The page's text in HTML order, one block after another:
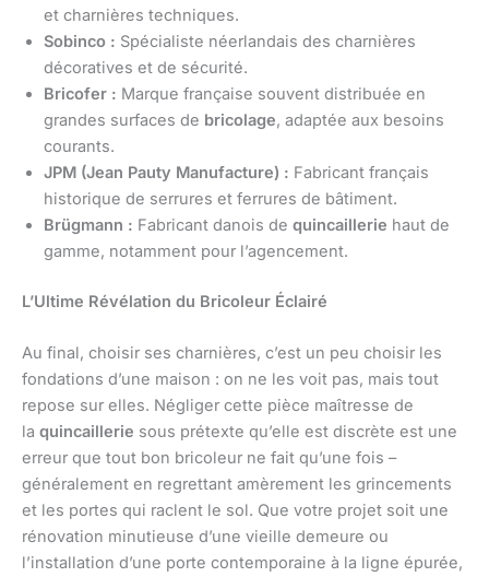
et charnières techniques.
Sobinco : Spécialiste néerlandais des charnières
décoratives et de sécurité.
Bricofer : Marque française souvent distribuée en
grandes surfaces de bricolage, adaptée aux besoins
courants.
JPM (Jean Pauty Manufacture) : Fabricant français
historique de serrures et ferrures de bâtiment.
Brügmann : Fabricant danois de quincaillerie haut de
gamme, notamment pour l’agencement.
L’Ultime Révélation du Bricoleur Éclairé
Au final, choisir ses charnières, c’est un peu choisir les
fondations d’une maison : on ne les voit pas, mais tout
repose sur elles. Négliger cette pièce maîtresse de
la quincaillerie sous prétexte qu’elle est discrète est une
erreur que tout bon bricoleur ne fait qu’une fois –
généralement en regrettant amèrement les grincements
et les portes qui raclent le sol. Que votre projet soit une
rénovation minutieuse d’une vieille demeure ou
l’installation d’une porte contemporaine à la ligne épurée,